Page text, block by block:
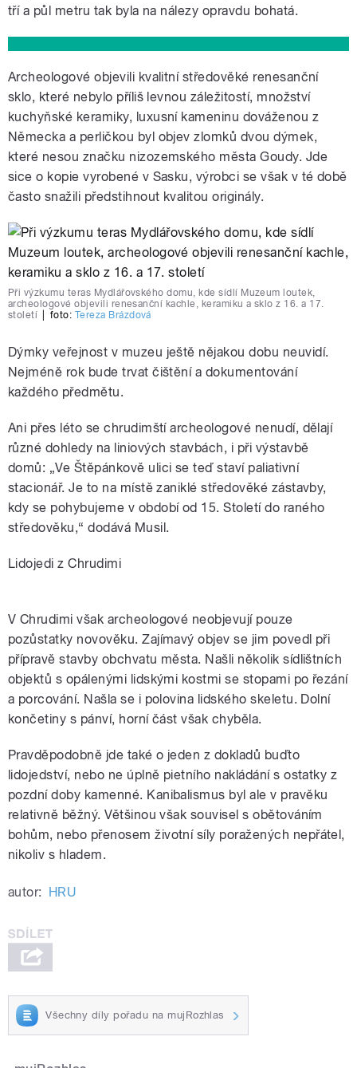
tří a půl metru tak byla na nálezy opravdu bohatá.
Archeologové objevili kvalitní středověké renesanční
sklo, které nebylo příliš levnou záležitostí, množství
kuchyňské keramiky, luxusní kameninu dováženou z
Německa a perličkou byl objev zlomků dvou dýmek,
které nesou značku nizozemského města Goudy. Jde
sice o kopie vyrobené v Sasku, výrobci se však v té době
často snažili předstihnout kvalitou originály.
Při výzkumu teras Mydlářovského domu, kde sídlí Muzeum loutek,
archeologové objevili renesanční kachle, keramiku a sklo z 16. a 17.
století
foto: Tereza Brázdová
Dýmky veřejnost v muzeu ještě nějakou dobu neuvidí.
Nejméně rok bude trvat čištění a dokumentování
každého předmětu.
Ani přes léto se chrudimští archeologové nenudí, dělají
různé dohledy na liniových stavbách, i při výstavbě
domů: „Ve Štěpánkově ulici se teď staví paliativní
stacionář. Je to na místě zaniklé středověké zástavby,
kdy se pohybujeme v období od 15. Století do raného
středověku,“ dodává Musil.
Lidojedi z Chrudimi
V Chrudimi však archeologové neobjevují pouze
pozůstatky novověku. Zajímavý objev se jim povedl při
přípravě stavby obchvatu města. Našli několik sídlištních
objektů s opálenými lidskými kostmi se stopami po řezání
a porcování. Našla se i polovina lidského skeletu. Dolní
končetiny s pánví, horní část však chyběla.
Pravděpodobně jde také o jeden z dokladů buďto
lidojedství, nebo ne úplně pietního nakládání s ostatky z
pozdní doby kamenné. Kanibalismus byl ale v pravěku
relativně běžný. Většinou však souvisel s obětováním
bohům, nebo přenosem životní síly poražených nepřátel,
nikoliv s hladem.
autor: HRU
Všechny díly pořadu na mujRozhlas